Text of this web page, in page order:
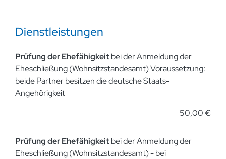
Dienstleistungen
Prüfung der Ehefähigkeitbei der Anmeldung der
Eheschließung (Wohnsitzstandesamt) Voraussetzung:
beide Partner besitzen die deutsche Staats-
Angehörigkeit
50,00 €
Prüfung der Ehefähigkeitbei der Anmeldung der
Eheschließung (Wohnsitzstandesamt) - bei